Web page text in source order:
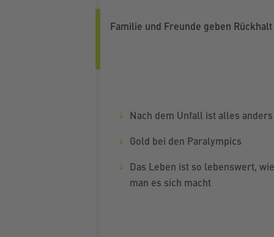
Familie und Freunde geben Rückhalt
Nach dem Unfall ist alles anders
Gold bei den Paralympics
Das Leben ist so lebenswert, wie
man es sich macht